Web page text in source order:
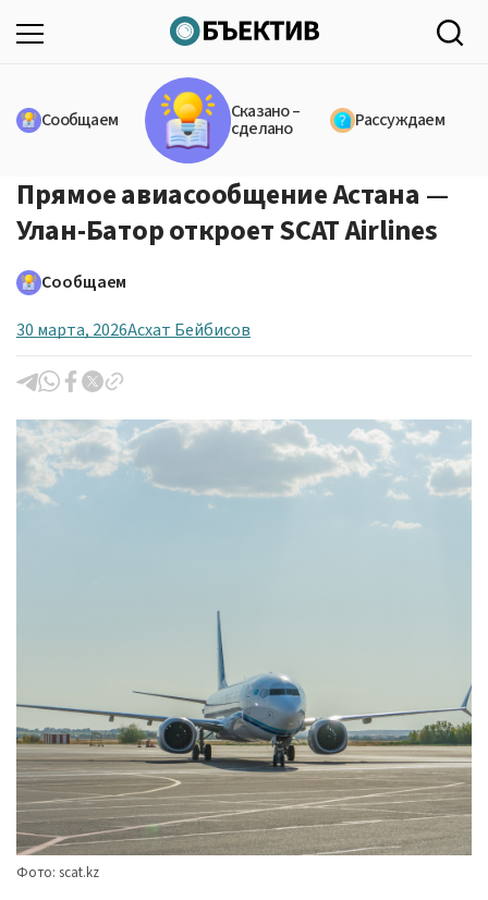
Сообщаем Сказано –
сделано Рассуждаем
Прямое авиасообщение Астана —
Улан-Батор откроет SCAT Airlines
Сообщаем
30 марта, 2026Асхат Бейбисов
Фото: scat.kz